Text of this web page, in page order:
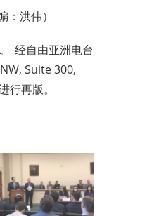
：洪伟）
经自由亚洲电台
Suite 300,
再版。